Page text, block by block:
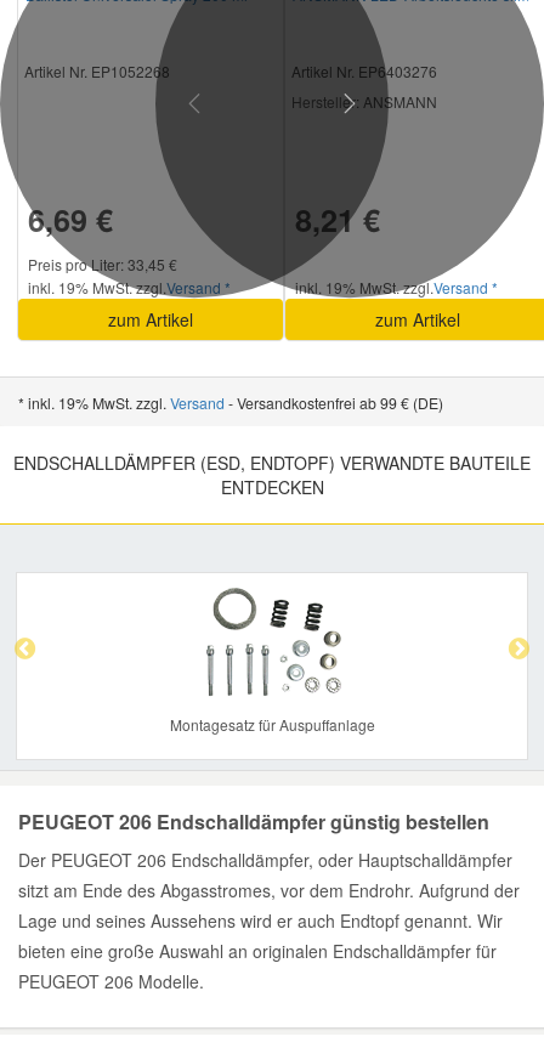
Artikel Nr. EP1052268
6,69 €
Preis pro Liter: 33,45 €
inkl. 19% MwSt. zzgl. Versand *
zum Artikel
Artikel Nr. EP6403276
Hersteller: ANSMANN
8,21 €
inkl. 19% MwSt. zzgl.Versand *
zum Artikel
Previous Next
* inkl. 19% MwSt. zzgl. Versand - Versandkostenfrei ab 99 € (DE)
ENDSCHALLDÄMPFER (ESD, ENDTOPF) VERWANDTE BAUTEILE
ENTDECKEN
Montagesatz für Auspuffanlage
PEUGEOT 206 Endschalldämpfer günstig bestellen
Der PEUGEOT 206 Endschalldämpfer, oder Hauptschalldämpfer
sitzt am Ende des Abgasstromes, vor dem Endrohr. Aufgrund der
Lage und seines Aussehens wird er auch Endtopf genannt. Wir
bieten eine große Auswahl an originalen Endschalldämpfer für
PEUGEOT 206 Modelle.